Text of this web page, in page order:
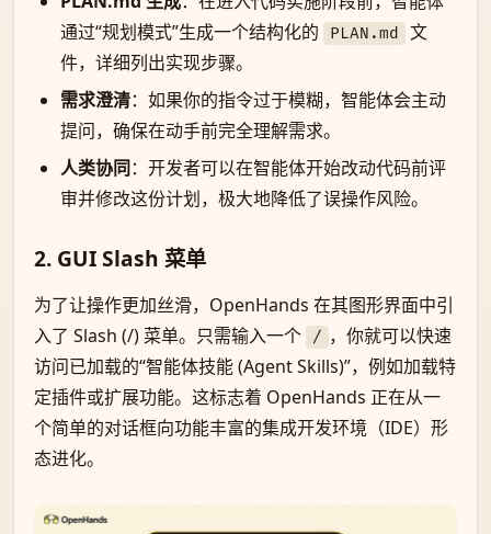
通过“规划模式”生成一个结构化的
PLAN.md
文
件，详细列出实现步骤。
需求澄清：如果你的指令过于模糊，智能体会主动
提问，确保在动手前完全理解需求。
人类协同：开发者可以在智能体开始改动代码前评
审并修改这份计划，极大地降低了误操作风险。
2. GUI Slash 菜单
为了让操作更加丝滑，OpenHands 在其图形界面中引
入了 Slash (/) 菜单。只需输入一个
/ ，你就可以快速
访问已加载的“智能体技能 (Agent Skills)”，例如加载特
定插件或扩展功能。这标志着 OpenHands 正在从一
个简单的对话框向功能丰富的集成开发环境（IDE）形
态进化。